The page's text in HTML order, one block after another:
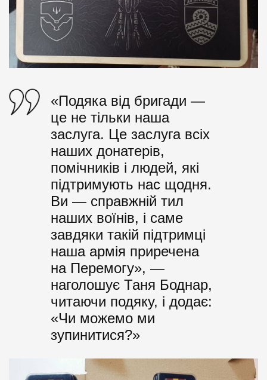
«Подяка від бригади —
це не тільки наша
заслуга. Це заслуга всіх
наших донатерів,
помічників і людей, які
підтримують нас щодня.
Ви — справжній тил
наших воїнів, і саме
завдяки такій підтримці
наша армія приречена
на Перемогу», —
наголошує Таня Боднар,
читаючи подяку, і додає:
«Чи можемо ми
зупинитися?»